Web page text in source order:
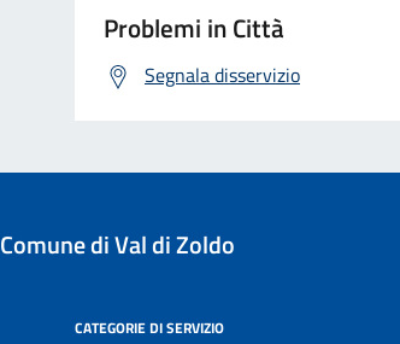
Problemi in Città
Segnala disservizio
Comune di Val di Zoldo
CATEGORIE DI SERVIZIO